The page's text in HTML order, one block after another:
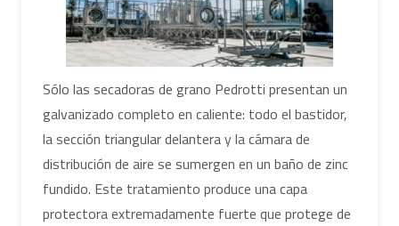
Sólo las secadoras de grano Pedrotti presentan un
galvanizado completo en caliente: todo el bastidor,
la sección triangular delantera y la cámara de
distribución de aire se sumergen en un baño de zinc
fundido. Este tratamiento produce una capa
protectora extremadamente fuerte que protege de